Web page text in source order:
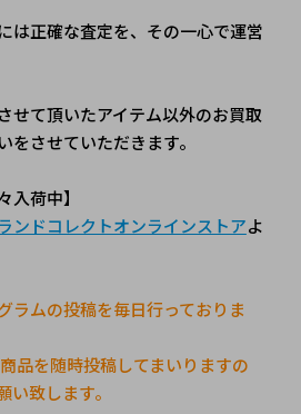
は正確な査定を、その一心で運営
せて頂いたアイテム以外のお買取
をさせていただきます。
入荷中】
ンドコレクトオンラインストアよ
ラムの投稿を毎日行っておりま
致します。